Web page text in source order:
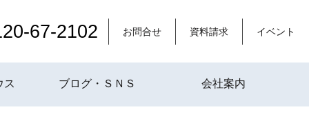
67-2102 お問合せ 資料請求 イベント
ス ブログ・ＳＮＳ 会社案内